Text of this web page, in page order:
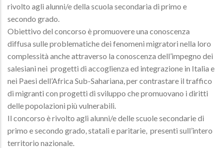
rivolto agli alunni/e della scuola secondaria di primo e
secondo grado.
Obiettivo del concorso è promuovere una conoscenza
diffusa sulle problematiche dei fenomeni migratori nella loro
complessità anche attraverso la conoscenza dell’impegno dei
salesiani nei progetti di accoglienza ed integrazione in Italia e
nei Paesi dell’Africa Sub-Sahariana, per contrastare il traffico
di migranti con progetti di sviluppo che promuovano i diritti
delle popolazioni più vulnerabili.
Il concorso è rivolto agli alunni/e delle scuole secondarie di
primo e secondo grado, statali e paritarie, presenti sull’intero
territorio nazionale.